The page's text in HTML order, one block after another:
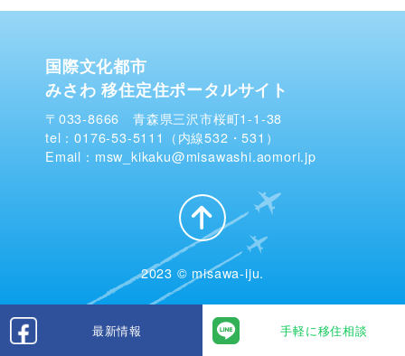
最新情報 手軽に移住相談
国際文化都市
みさわ 移住定住ポータルサイト
〒033-8666 青森県三沢市桜町1-1-38
tel：0176-53-5111（内線532・531）
Email：msw_kikaku@misawashi.aomori.jp
2023 © misawa-iju.